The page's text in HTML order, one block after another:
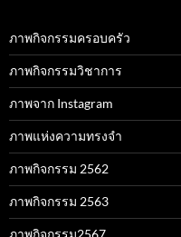
ภาพกิจกรรมครอบครัว
ภาพกิจกรรมวิชาการ
ภาพจาก Instagram
ภาพแห่งความทรงจำ
ภาพกิจกรรม 2562
ภาพกิจกรรม 2563
ภาพกิจกรรม2567